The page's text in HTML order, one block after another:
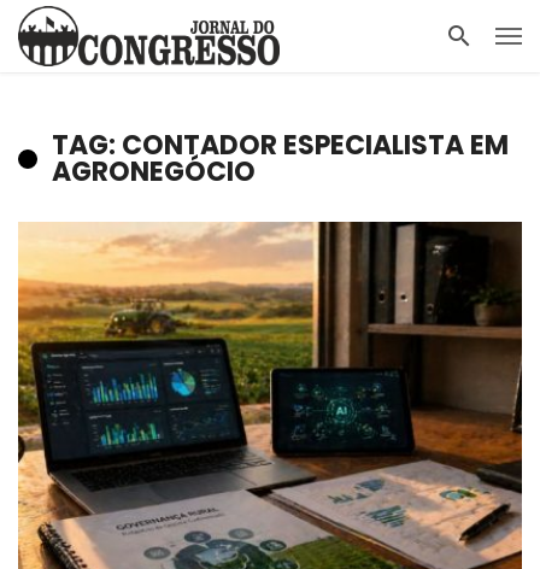
TAG: CONTADOR ESPECIALISTA EM
AGRONEGÓCIO